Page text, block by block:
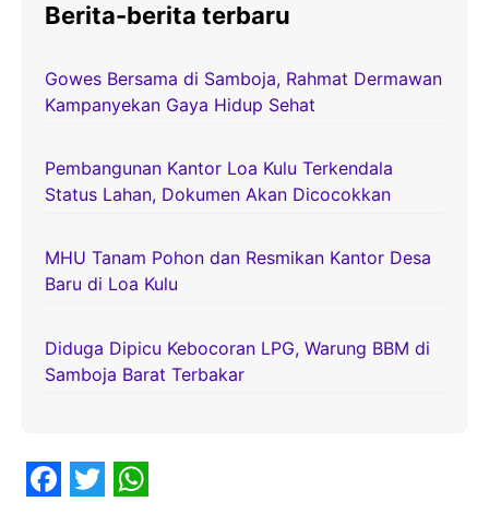
Berita-berita terbaru
Gowes Bersama di Samboja, Rahmat Dermawan
Kampanyekan Gaya Hidup Sehat
Pembangunan Kantor Loa Kulu Terkendala
Status Lahan, Dokumen Akan Dicocokkan
MHU Tanam Pohon dan Resmikan Kantor Desa
Baru di Loa Kulu
Diduga Dipicu Kebocoran LPG, Warung BBM di
Samboja Barat Terbakar